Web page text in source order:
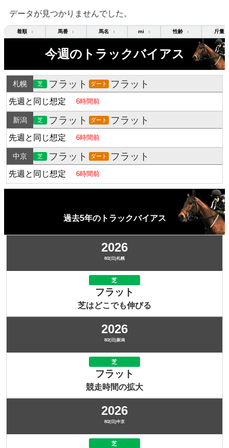
データが見つかりませんでした。
着順 ↕ 馬番 ↕ 馬名 ↕ mi ↕ 性齢 ↕ 斤量
今週のトラックバイアス
札幌 芝 フラット ダート フラット
先週と同じ想定 6時間前
新潟 芝 フラット ダート フラット
先週と同じ想定 6時間前
中京 芝 フラット ダート フラット
先週と同じ想定 6時間前
過去5年のトラックバイアス
2026
8/2(日)札幌
芝
フラット
芝はどこでも伸びる
2026
8/2(日)新潟
芝
フラット
競走時間の拡大
2026
8/2(日)中京
芝